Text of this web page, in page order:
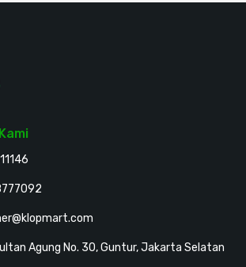
Agung No. 30, Guntur, Jakarta Selatan